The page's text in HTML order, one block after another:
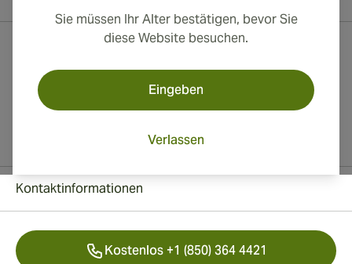
Sie müssen Ihr Alter bestätigen, bevor Sie
diese Website besuchen.
Eingeben
Verlassen
Kontaktinformationen
Kostenlos +1 (850) 364 4421